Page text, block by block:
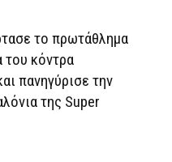
το πρωτάθλημα
του κόντρα
πανηγύρισε την
της Super